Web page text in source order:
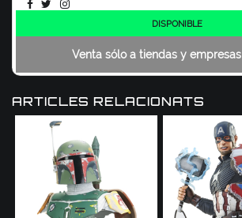
DISPONIBLE
Venta sólo a tiendas y empresas
ARTICLES RELACIONATS